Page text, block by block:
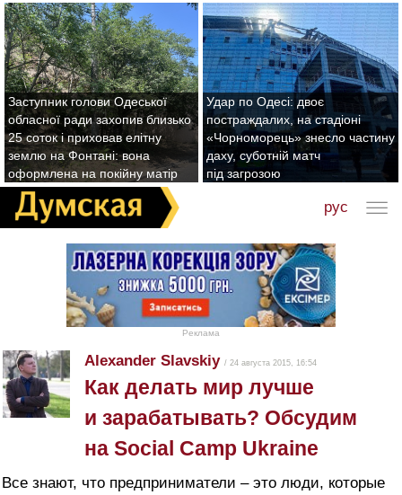
Заступник голови Одеської
обласної ради захопив близько
25 соток і приховав елітну
землю на Фонтані: вона
оформлена на покійну матір
Удар по Одесі: двоє
постраждалих, на стадіоні
«Чорноморець» знесло частину
даху, суботній матч
під загрозою
рус
Реклама
Alexander Slavskiy / 24 августа 2015, 16:54
Как делать мир лучше
и зарабатывать? Обсудим
на Social Camp Ukraine
Все знают, что предприниматели – это люди, которые